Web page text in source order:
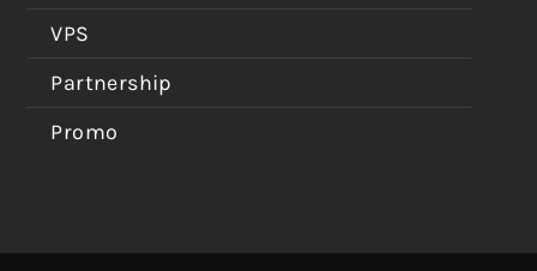
VPS
Partnership
Promo